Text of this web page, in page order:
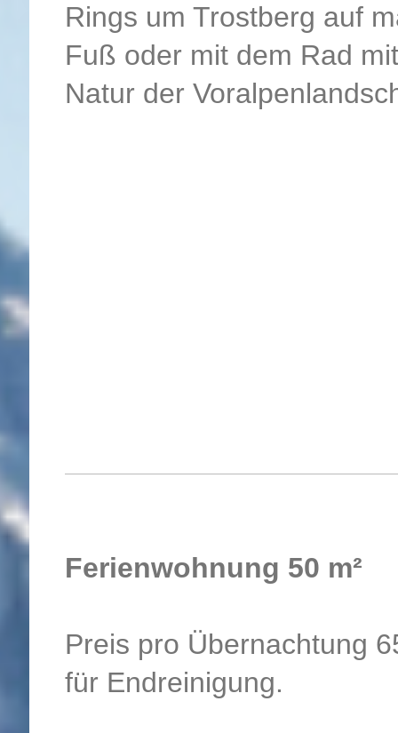
Rings um Trostberg auf
Fuß oder mit dem Rad
Natur der
Ferienwohnung 50 m²
Preis pro Übernachtung
für Endreinigung.